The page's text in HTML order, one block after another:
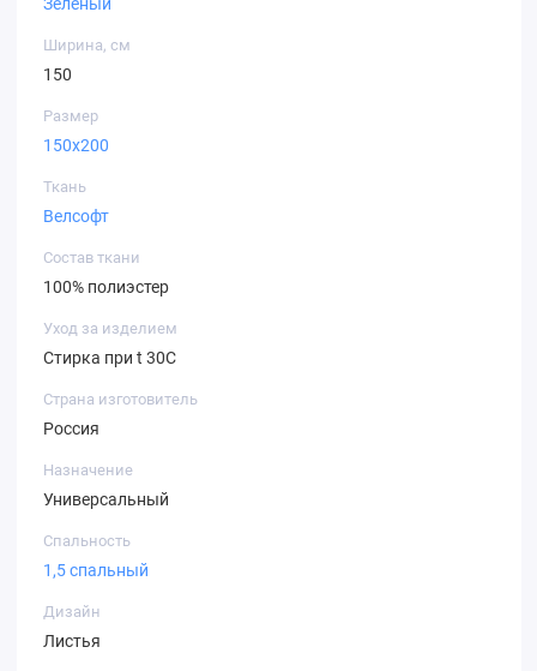
Ширина, cм
150
Размер
150х200
Ткань
Велсофт
Состав ткани
100% полиэстер
Уход за изделием
Стирка при t 30С
Страна изготовитель
Россия
Назначение
Универсальный
Спальность
1,5 спальный
Дизайн
Листья